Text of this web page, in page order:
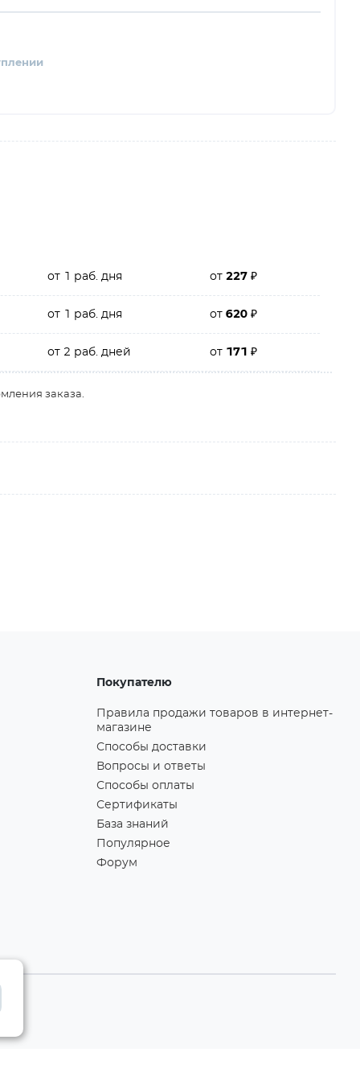
от 1 раб. дня от227₽
от 1 раб. дня от620₽
от 2 раб. дней от 171₽
заказа.
Покупателю
Правила продажи товаров в интернет-
магазине
Способы доставки
Вопросы и ответы
Способы оплаты
Сертификаты
База знаний
Популярное
Форум